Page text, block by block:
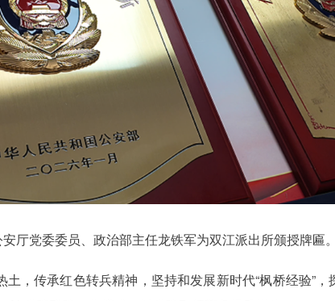
厅党委委员、政治部主任龙铁军为双江派出所颁授牌匾
，传承红色转兵精神，坚持和发展新时代“枫桥经验”